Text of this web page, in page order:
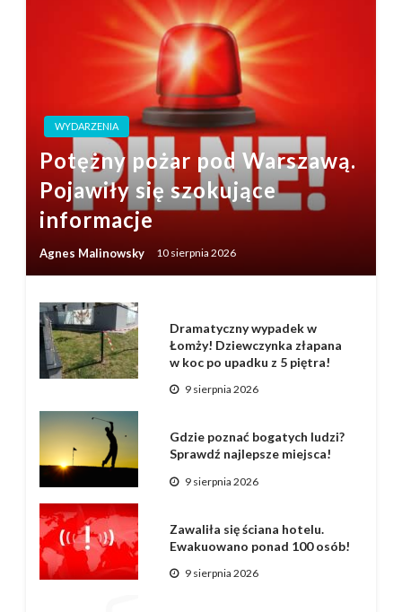
WYDARZENIA
Potężny pożar pod Warszawą.
Pojawiły się szokujące
informacje
Agnes Malinowsky 10 sierpnia 2026
Dramatyczny wypadek w
Łomży! Dziewczynka złapana
w koc po upadku z 5 piętra!
9 sierpnia 2026
Gdzie poznać bogatych ludzi?
Sprawdź najlepsze miejsca!
9 sierpnia 2026
Zawaliła się ściana hotelu.
Ewakuowano ponad 100 osób!
9 sierpnia 2026